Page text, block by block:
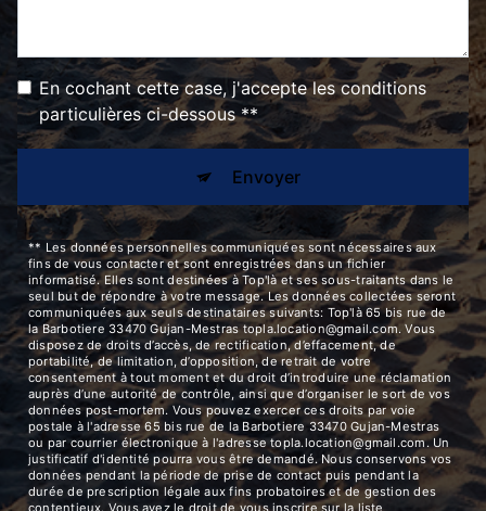
En cochant cette case, j'accepte les conditions
particulières ci-dessous **
Envoyer
** Les données personnelles communiquées sont nécessaires aux
fins de vous contacter et sont enregistrées dans un fichier
informatisé. Elles sont destinées à Top'là et ses sous-traitants dans le
seul but de répondre à votre message. Les données collectées seront
communiquées aux seuls destinataires suivants: Top'là 65 bis rue de
la Barbotiere 33470 Gujan-Mestras topla.location@gmail.com. Vous
disposez de droits d’accès, de rectification, d’effacement, de
portabilité, de limitation, d’opposition, de retrait de votre
consentement à tout moment et du droit d’introduire une réclamation
auprès d’une autorité de contrôle, ainsi que d’organiser le sort de vos
données post-mortem. Vous pouvez exercer ces droits par voie
postale à l'adresse 65 bis rue de la Barbotiere 33470 Gujan-Mestras
ou par courrier électronique à l'adresse topla.location@gmail.com. Un
justificatif d'identité pourra vous être demandé. Nous conservons vos
données pendant la période de prise de contact puis pendant la
durée de prescription légale aux fins probatoires et de gestion des